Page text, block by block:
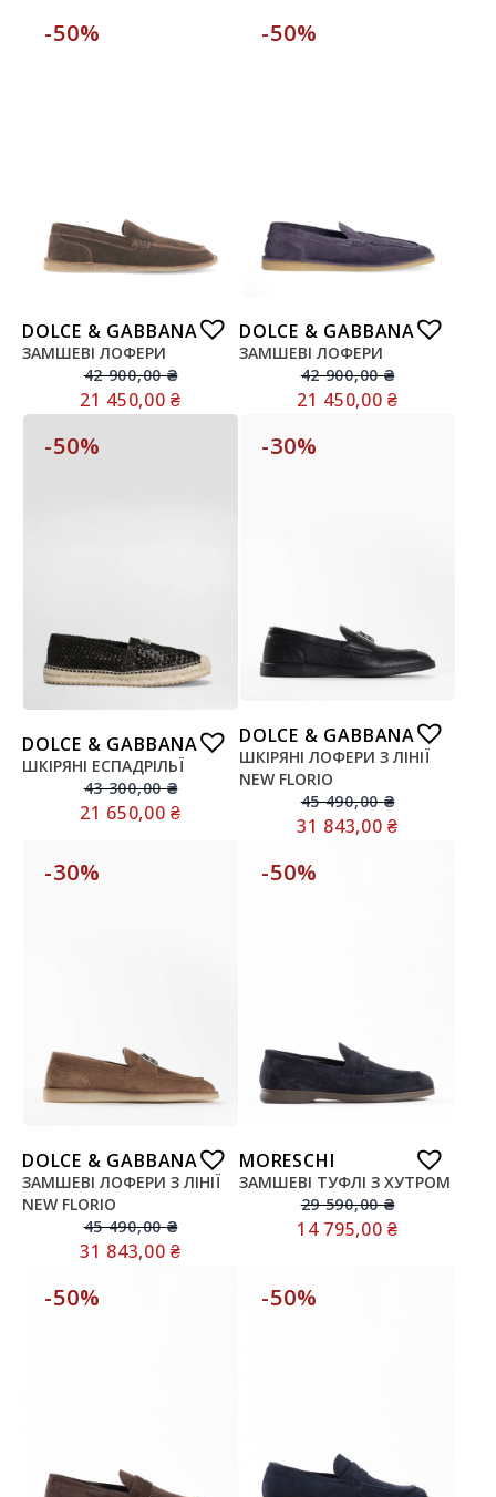
-50%
DOLCE & GABBANA
ЗАМШЕВІ ЛОФЕРИ
42 900,00₴
21 450,00₴
-50%
DOLCE & GABBANA
ЗАМШЕВІ ЛОФЕРИ
42 900,00₴
21 450,00₴
-50%
DOLCE & GABBANA
ШКІРЯНІ ЕСПАДРІЛЬЇ
43 300,00₴
21 650,00₴
-30%
DOLCE & GABBANA
ШКІРЯНІ ЛОФЕРИ З ЛІНІЇ
NEW FLORIO
45 490,00₴
31 843,00₴
-30%
DOLCE & GABBANA
ЗАМШЕВІ ЛОФЕРИ З ЛІНІЇ
NEW FLORIO
45 490,00₴
31 843,00₴
-50%
MORESCHI
ЗАМШЕВІ ТУФЛІ З ХУТРОМ
29 590,00₴
14 795,00₴
-50% -50%